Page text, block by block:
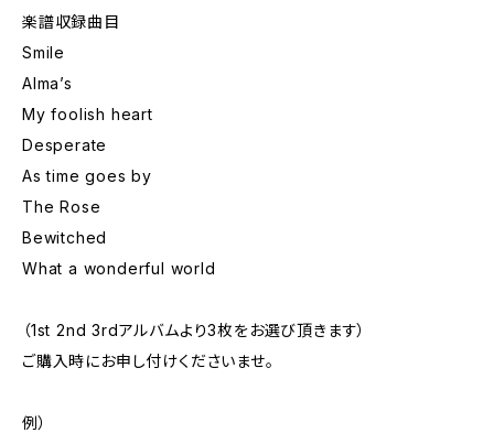
楽譜収録曲目
Smile
Alma’s
My foolish heart
Desperate
As time goes by
The Rose
Bewitched
What a wonderful world
（1st 2nd 3rdアルバムより3枚をお選び頂きます）
ご購入時にお申し付けくださいませ。
例）